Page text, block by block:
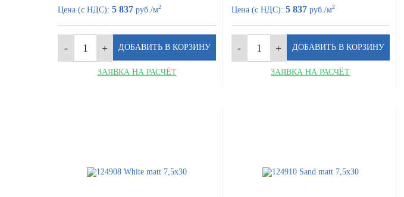
Цена (с НДС): 5 837 руб./м2
ЗАЯВКА НА РАСЧЁТ
Цена (с НДС): 5 837руб./м2
ЗАЯВКА НА РАСЧЁТ